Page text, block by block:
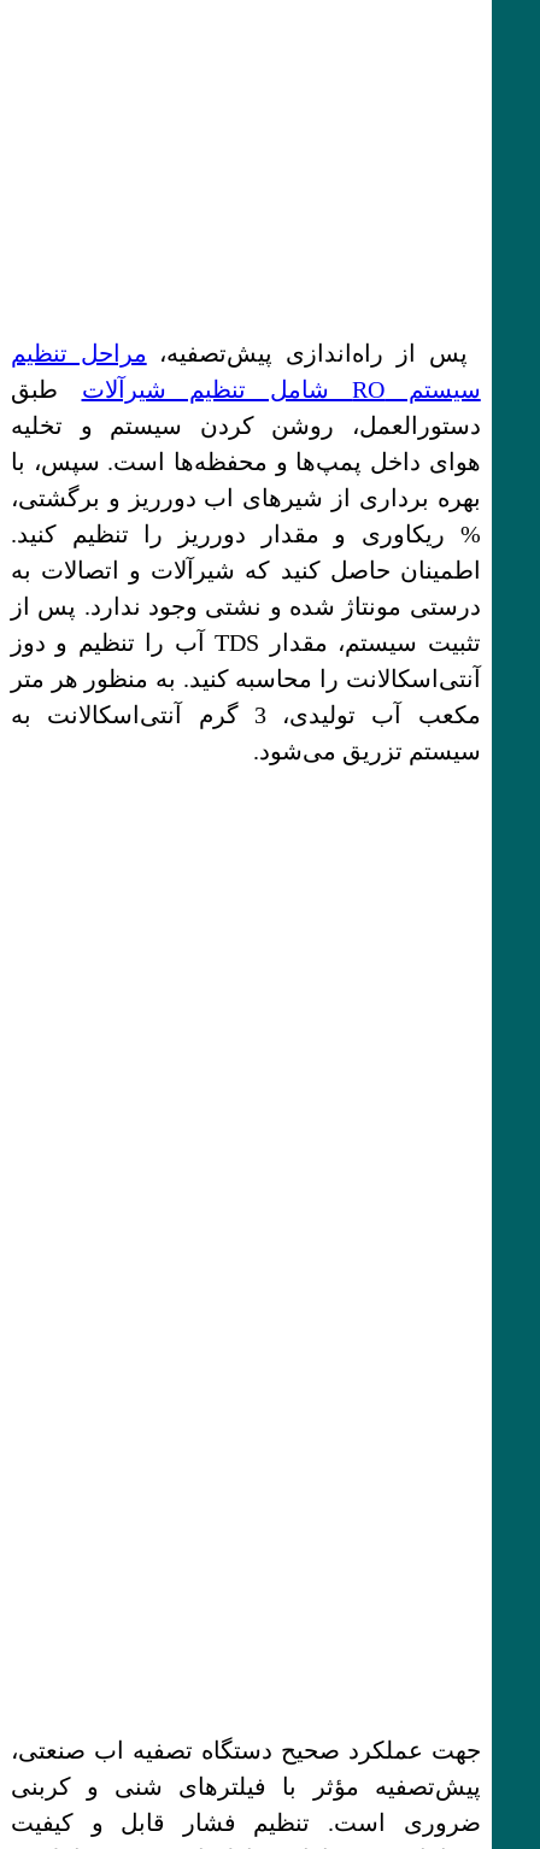
پس از راه‌اندازی پیش‌تصفیه، مراحل تنظیم
سیستم RO شامل تنظیم شیرآلات
طبق
دستورالعمل، روشن کردن سیستم و تخلیه
هوای داخل پمپ‌ها و محفظه‌ها است. سپس، با
بهره برداری از شیرهای اب دورریز و برگشتی،
% ریکاوری و مقدار دورریز را تنظیم کنید.
اطمینان حاصل کنید که شیرآلات و اتصالات به
درستی مونتاژ شده و نشتی وجود ندارد. پس از
تثبیت سیستم، مقدار TDS آب را تنظیم و دوز
آنتی‌اسکالانت را محاسبه کنید. به منظور هر متر
مکعب آب تولیدی، 3 گرم آنتی‌اسکالانت به
سیستم تزریق می‌شود.
جهت عملکرد صحیح دستگاه تصفیه اب صنعتی،
پیش‌تصفیه مؤثر با فیلترهای شنی و کربنی
ضروری است. تنظیم فشار قابل و کیفیت